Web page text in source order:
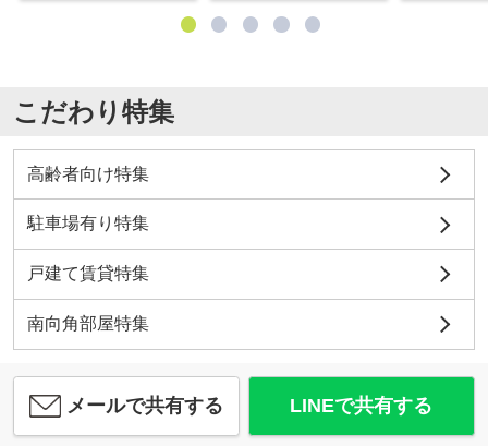
こだわり特集
高齢者向け特集
駐車場有り特集
戸建て賃貸特集
南向角部屋特集
メールで共有する LINEで共有する